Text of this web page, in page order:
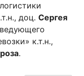
доц. Сергея
к.т.н.,
.